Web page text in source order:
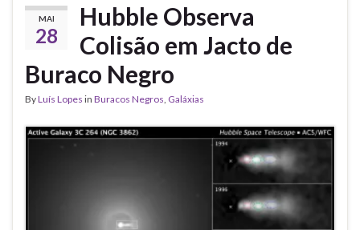
MAI
28
Hubble Observa
Colisão em Jacto de
Buraco Negro
ByLuís Lopes in Buracos Negros Galáxias